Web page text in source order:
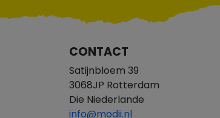
CONTACT
Satijnbloem 39
3068JP Rotterdam
Die Niederlande
info@modii.nl